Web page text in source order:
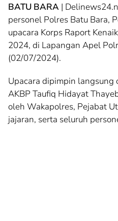
BATU BARA |
personel Polres Batu Bara,
upacara Korps Raport
2024, di Lapangan Apel
(02/07/2024).
Upacara dipimpin langsung
AKBP Taufiq Hidayat
oleh Wakapolres, Pejabat
jajaran, serta seluruh